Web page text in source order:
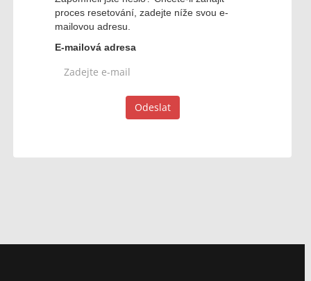
proces resetování, zadejte níže svou e-
mailovou adresu.
E-mailová adresa
Odeslat